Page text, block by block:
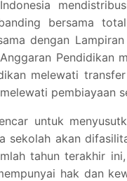
bersama
dengan
Pendidikan
melewati
pembiayaan
untuk
sekolah akan
tahun terakhir
hak dan